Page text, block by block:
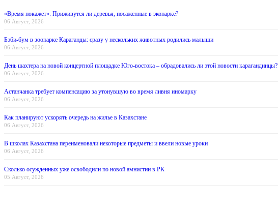
«Время покажет». Приживутся ли деревья, посаженные в экопарке?
06 Август, 2026
Бэби-бум в зоопарке Караганды: сразу у нескольких животных родились малыши
06 Август, 2026
День шахтера на новой концертной площадке Юго-востока – обрадовались ли этой новости карагандинцы?
06 Август, 2026
Астанчанка требует компенсацию за утонувшую во время ливня иномарку
06 Август, 2026
Как планируют ускорять очередь на жилье в Казахстане
06 Август, 2026
В школах Казахстана переименовали некоторые предметы и ввели новые уроки
06 Август, 2026
Сколько осужденных уже освободили по новой амнистии в РК
05 Август, 2026